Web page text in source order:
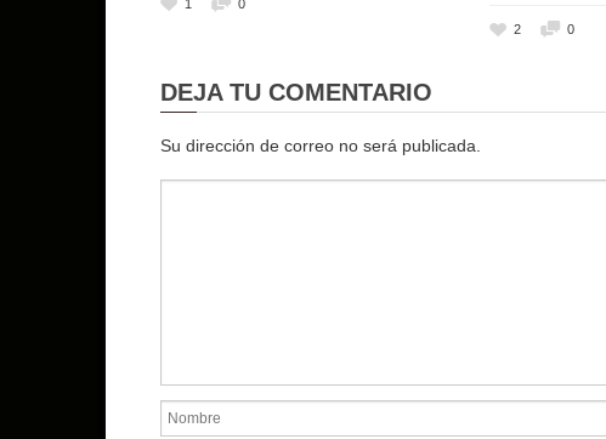
1 0
2 0
DEJA TU COMENTARIO
Su dirección de correo no será publicada.